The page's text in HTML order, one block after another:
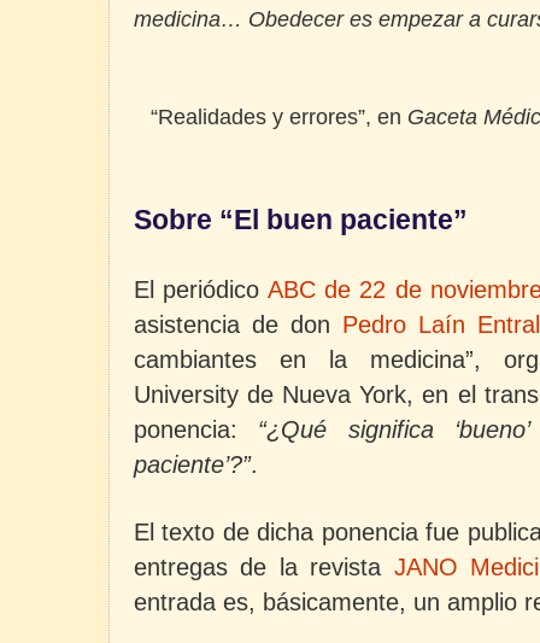
medicina… Obedecer es empezar a
“Realidades y errores”, en Gaceta
Sobre “El buen paciente”
El periódico ABC de 22 de
asistencia de don Pedro Laín
cambiantes en la medicina”,
University de Nueva York, en el
ponencia: “¿Qué significa
paciente’?”.
El texto de dicha ponencia fue
entregas de la revista JANO
entrada es, básicamente, un amplio